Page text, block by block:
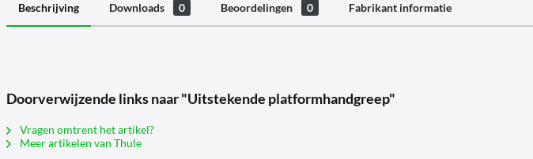
Beschrijving Downloads 0 Beoordelingen 0 Fabrikant informatie
Doorverwijzende links naar "Uitstekende platformhandgreep"
Vragen omtrent het artikel?
Meer artikelen van Thule